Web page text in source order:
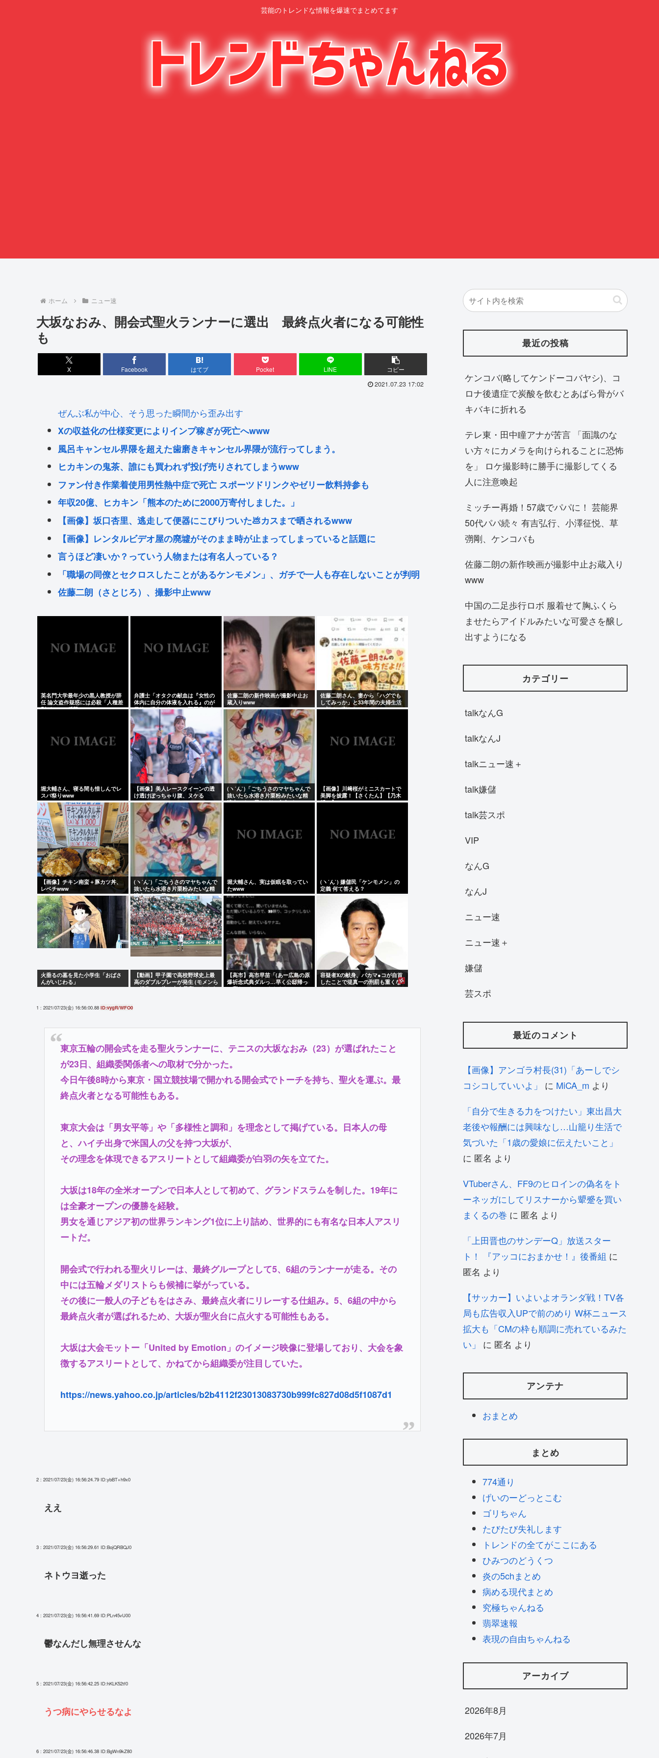
芸能のトレンドな情報を爆速でまとめてます
ホーム ニュー速
大坂なおみ、開会式聖火ランナーに選出 最終点火者になる可能性
も
X Facebook はてブ Pocket LINE コピー
2021.07.23 17:02
ぜんぶ私が中心、そう思った瞬間から歪み出す
Xの収益化の仕様変更によりインプ稼ぎが死亡へwww
風呂キャンセル界隈を超えた歯磨きキャンセル界隈が流行ってしまう。
ヒカキンの鬼茶、誰にも買われず投げ売りされてしまうwww
ファン付き作業着使用男性熱中症で死亡 スポーツドリンクやゼリー飲料持参も
年収20億、ヒカキン「熊本のために2000万寄付しました。」
【画像】坂口杏里、逃走して便器にこびりついた💩カスまで晒されるwww
【画像】レンタルビデオ屋の廃墟がそのまま時が止まってしまっていると話題に
言うほど凄いか？っていう人物または有名人っている？
「職場の同僚とセクロスしたことがあるケンモメン」、ガチで一人も存在しないことが判明
佐藤二朗（さとじろ）、撮影中止www
英名門大学最年少の黒人教授が辞
任 論文盗作疑惑には必殺「人種差
別ガー」で反撃
弁護士「オタクの献血は『女性の
体内に自分の体液を入れる』のが
目的。場合によっては不同意性交
罪に当たる」
佐藤二朗の新作映画が撮影中止お
蔵入りwww
佐藤二朗さん、妻から「ハグでも
してみっか」と33年間の夫婦生活
で初めて言われる
堀大輔さん、寝る間も惜しんでレ
スバ祭りwww
【画像】美人レースクイーンの透
け透けぽっちゃり腹、ヌケる
(ヽ´ん`)「ごちうさのマヤちゃんで
抜いたら水溶き片栗粉みたいな精
液出てきて我ながらビビった」
【画像】川﨑桜がミニスカートで
美脚を披露！【さくたん】【乃木
坂46】
【画像】チキン南蛮＋豚カツ丼、
レベチwww
(ヽ´ん`)「ごちうさのマヤちゃんで
抜いたら水溶き片栗粉みたいな精
液出てきて我ながらビビった」
堀大輔さん、実は仮眠を取ってい
たwww
(ヽ´ん`) 嫌儲民「ケンモメン」の
定義 何て答える？
火垂るの墓を見た小学生「おばさ
んがいじわる」
【動画】甲子園で高校野球史上最
高のダブルプレーが発生 (モメンら
の想像の25倍は史上最高)これもう
【高市】高市早苗「(あー広島の原
爆祈念式典ダルっ…早く公邸帰っ
て寝たいわ…)」ウトウト
容疑者Xの献身、バカマ●コが自首
したことで堤真一の刑罰も重くな
るwww
1 : 2021/07/23(金) 16:56:00.88 ID:vygR/WFO0
東京五輪の開会式を走る聖火ランナーに、テニスの大坂なおみ（23）が選ばれたこと
が23日、組織委関係者への取材で分かった。
今日午後8時から東京・国立競技場で開かれる開会式でトーチを持ち、聖火を運ぶ。最
終点火者となる可能性もある。
東京大会は「男女平等」や「多様性と調和」を理念として掲げている。日本人の母
と、ハイチ出身で米国人の父を持つ大坂が、
その理念を体現できるアスリートとして組織委が白羽の矢を立てた。
大坂は18年の全米オープンで日本人として初めて、グランドスラムを制した。19年に
は全豪オープンの優勝を経験。
男女を通じアジア初の世界ランキング1位に上り詰め、世界的にも有名な日本人アスリ
ートだ。
開会式で行われる聖火リレーは、最終グループとして5、6組のランナーが走る。その
中には五輪メダリストらも候補に挙がっている。
その後に一般人の子どもをはさみ、最終点火者にリレーする仕組み。5、6組の中から
最終点火者が選ばれるため、大坂が聖火台に点火する可能性もある。
大坂は大会モットー「United by Emotion」のイメージ映像に登場しており、大会を象
徴するアスリートとして、かねてから組織委が注目していた。
https://news.yahoo.co.jp/articles/b2b4112f23013083730b999fc827d08d5f1087d1
2 : 2021/07/23(金) 16:56:24.79 ID:ybBT+h9x0
ええ
3 : 2021/07/23(金) 16:56:29.61 ID:BojQRBQJ0
ネトウヨ逝った
4 : 2021/07/23(金) 16:56:41.69 ID:PLn45vU00
鬱なんだし無理させんな
5 : 2021/07/23(金) 16:56:42.25 ID:hKLK52tf0
うつ病にやらせるなよ
6 : 2021/07/23(金) 16:56:46.38 ID:BgWn9kZ80
最近の投稿
ケンコバ(略してケンドーコバヤシ)、コ
ロナ後遺症で炭酸を飲むとあばら骨がバ
キバキに折れる
テレ東・田中瞳アナが苦言 「面識のな
い方々にカメラを向けられることに恐怖
を」 ロケ撮影時に勝手に撮影してくる
人に注意喚起
ミッチー再婚！57歳でパパに！ 芸能界
50代パパ続々 有吉弘行、小澤征悦、草
彅剛、ケンコバも
佐藤二朗の新作映画が撮影中止お蔵入り
www
中国の二足歩行ロボ 服着せて胸ふくら
ませたらアイドルみたいな可愛さを醸し
出すようになる
カテゴリー
talkなんG
talkなんJ
talkニュー速＋
talk嫌儲
talk芸スポ
VIP
なんG
なんJ
ニュー速
ニュー速＋
嫌儲
芸スポ
最近のコメント
【画像】アンゴラ村長(31)「あーしでシ
コシコしていいよ」
に MiCA_m より
「自分で生きる力をつけたい」東出昌大
老後や報酬には興味なし…山籠り生活で
気づいた「1歳の愛娘に伝えたいこと」
に 匿名 より
VTuberさん、FF9のヒロインの偽名をト
ーネッガにしてリスナーから顰蹙を買い
まくるの巻 に 匿名 より
「上田晋也のサンデーQ」放送スター
ト！ 『アッコにおまかせ！』後番組 に
匿名 より
【サッカー】いよいよオランダ戦！TV各
局も広告収入UPで前のめり W杯ニュース
拡大も「CMの枠も順調に売れているみた
い」
に 匿名 より
アンテナ
おまとめ
まとめ
774通り
げいのーどっとこむ
ゴリちゃん
たびたび失礼します
トレンドの全てがここにある
ひみつのどうくつ
炎の5chまとめ
病める現代まとめ
究極ちゃんねる
翡翠速報
表現の自由ちゃんねる
アーカイブ
2026年8月
2026年7月